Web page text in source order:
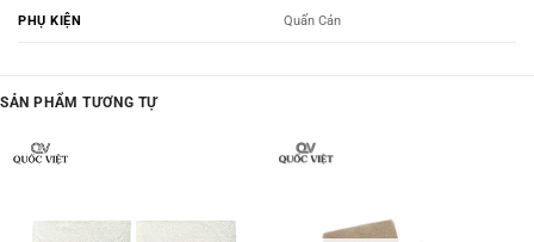
PHỤ KIỆN Quấn Cán
SẢN PHẨM TƯƠNG TỰ